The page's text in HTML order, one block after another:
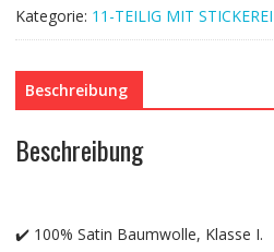
Kategorie: 11-TEILIG MIT STICKEREI
Beschreibung
Beschreibung
✔️ 100% Satin Baumwolle, Klasse I.